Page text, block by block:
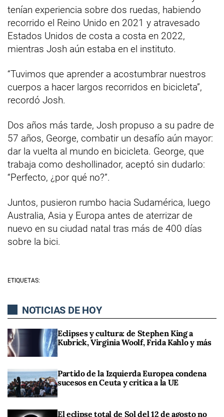
tenían experiencia sobre dos ruedas, habiendo
recorrido el Reino Unido en 2021 y atravesado
Estados Unidos de costa a costa en 2022,
mientras Josh aún estaba en el instituto.
“Tuvimos que aprender a acostumbrar nuestros
cuerpos a hacer largos recorridos en bicicleta”,
recordó Josh.
Dos años más tarde, Josh propuso a su padre de
57 años, George, combatir un desafío aún mayor:
dar la vuelta al mundo en bicicleta. George, que
trabaja como deshollinador, aceptó sin dudarlo:
“Perfecto, ¿por qué no?”.
Juntos, pusieron rumbo hacia Sudamérica, luego
Australia, Asia y Europa antes de aterrizar de
nuevo en su ciudad natal tras más de 400 días
sobre la bici.
ETIQUETAS:
NOTICIAS DE HOY
Eclipses y cultura: de Stephen King a
Kubrick, Virginia Woolf, Frida Kahlo y más
Partido de la Izquierda Europea condena
sucesos en Ceuta y critica a la UE
El eclipse total de Sol del 12 de agosto no